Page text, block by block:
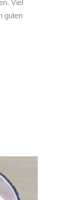
Viel
guten